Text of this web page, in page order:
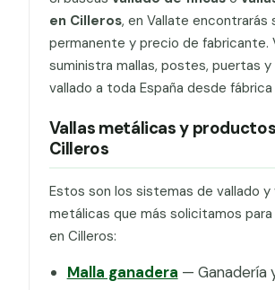
en Cilleros, en Vallate encontrarás
permanente y precio de fabricante.
suministra mallas, postes, puertas
vallado a toda España desde fábrica
Vallas metálicas y
Cilleros
Estos son los sistemas de vallado y
metálicas que más solicitamos
en Cilleros:
Malla ganadera — Ganadería